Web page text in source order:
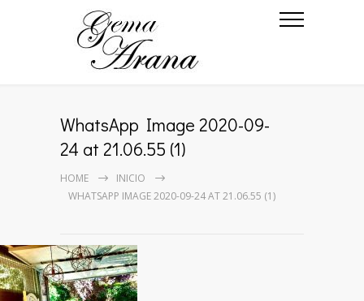
WhatsApp Image 2020-09-
24 at 21.06.55 (1)
HOME
INICIO
WHATSAPP IMAGE 2020-09-24 AT 21.06.55 (1)